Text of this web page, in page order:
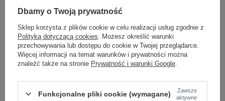
biało-beżowy
ZALOGUJ SIĘ I ZOBACZ CENĘ
Masz pytanie? Chętnie pomożemy.
Dbamy o Twoją prywatność
Sklep korzysta z plików cookie w celu realizacji usług zgodnie z
Polityką dotyczącą cookies . Możesz określić warunki
przechowywania lub dostępu do cookie w Twojej przeglądarce.
Więcej informacji na temat warunków i prywatności można
znaleźć także na stronie Prywatność i warunki Google
Funkcjonalne pliki cookie (wymagane)
Zawsze
aktywne